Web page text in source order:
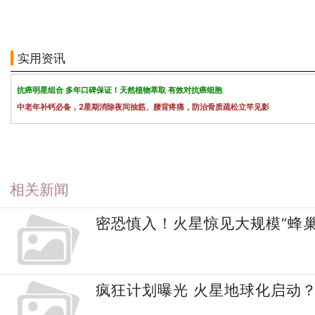
实用资讯
抗癌明星组合 多年口碑保证！天然植物萃取 有效对抗癌细胞
中老年补钙必备，2星期消除夜间抽筋、腰背疼痛，防治骨质疏松立竿见影
相关新闻
密恐慎入！火星惊见大规模“蜂
疯狂计划曝光 火星地球化启动